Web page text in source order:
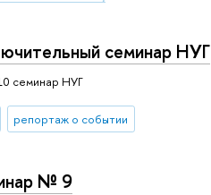
семинар НУГ
семинар НУГ
репортаж о событии
№ 9